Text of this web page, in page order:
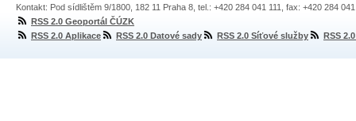
Kontakt: Pod sídlištěm 9/1800, 182 11 Praha 8, tel.: +420 284 041 111, fax: +420 284
RSS 2.0 Geoportál ČÚZK
RSS 2.0 Aplikace
RSS 2.0 Datové sady RSS 2.0 Síťové služby RSS